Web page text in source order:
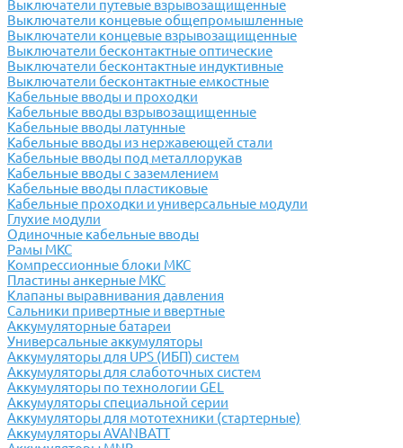
Выключатели путевые взрывозащищенные
Выключатели концевые общепромышленные
Выключатели концевые взрывозащищенные
Выключатели бесконтактные оптические
Выключатели бесконтактные индуктивные
Выключатели бесконтактные емкостные
Кабельные вводы и проходки
Кабельные вводы взрывозащищенные
Кабельные вводы латунные
Кабельные вводы из нержавеющей стали
Кабельные вводы под металлорукав
Кабельные вводы с заземлением
Кабельные вводы пластиковые
Кабельные проходки и универсальные модули
Глухие модули
Одиночные кабельные вводы
Рамы МКС
Компрессионные блоки МКС
Пластины анкерные МКС
Клапаны выравнивания давления
Сальники привертные и ввертные
Аккумуляторные батареи
Универсальные аккумуляторы
Аккумуляторы для UPS (ИБП) систем
Аккумуляторы для слаботочных систем
Аккумуляторы по технологии GEL
Аккумуляторы специальной серии
Аккумуляторы для мототехники (стартерные)
Аккумуляторы AVANBATT